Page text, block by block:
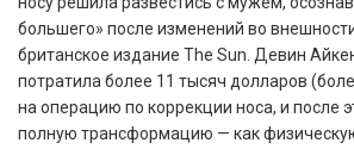
большего» после изменений во
британское издание The Sun. Девин
потратила более 11 тысяч долларов
на операцию по коррекции носа, и после
полную трансформацию — как